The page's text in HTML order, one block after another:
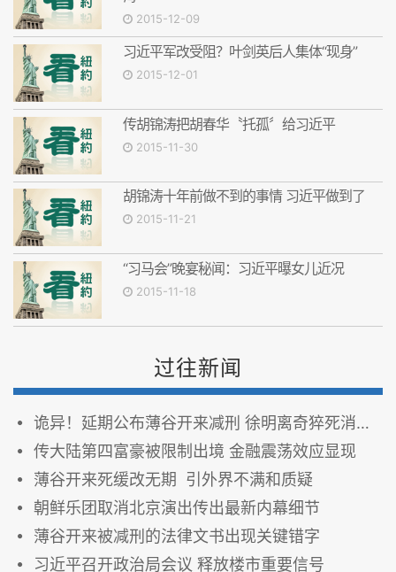
2015-12-09
习近平军改受阻？叶剑英后人集体“现身”
2015-12-01
传胡锦涛把胡春华〝托孤〞给习近平
2015-11-30
胡锦涛十年前做不到的事情 习近平做到了
2015-11-21
“习马会”晚宴秘闻：习近平曝女儿近况
2015-11-18
过往新闻
诡异！延期公布薄谷开来减刑 徐明离奇猝死消息前
传大陆第四富豪被限制出境 金融震荡效应显现
薄谷开来死缓改无期 引外界不满和质疑
朝鲜乐团取消北京演出传出最新内幕细节
薄谷开来被减刑的法律文书出现关键错字
习近平召开政治局会议 释放楼市重要信号